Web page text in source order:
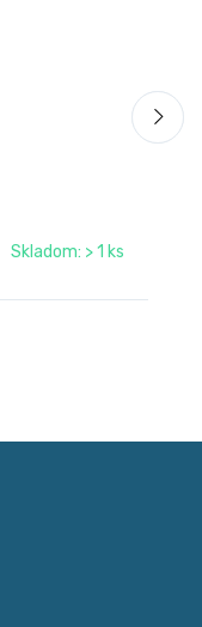
Skladom: > 1 ks